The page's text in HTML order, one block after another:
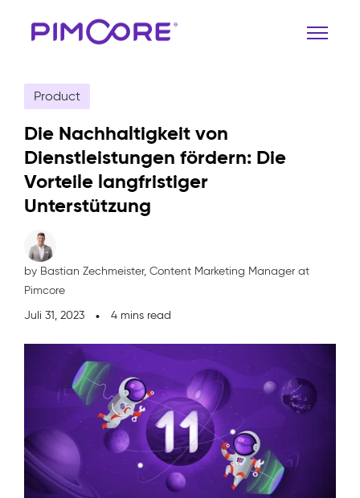
Product
Die Nachhaltigkeit von
Dienstleistungen fördern: Die
Vorteile langfristiger
Unterstützung
by Bastian Zechmeister, Content Marketing Manager at
Pimcore
Juli 31, 2023
4 mins read